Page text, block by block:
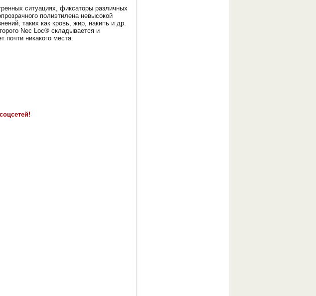
ситуациях, фиксаторы различных
полиэтилена невысокой
таких как кровь, жир, накипь и др.
Nec Loc® складывается и
почти никакого места.